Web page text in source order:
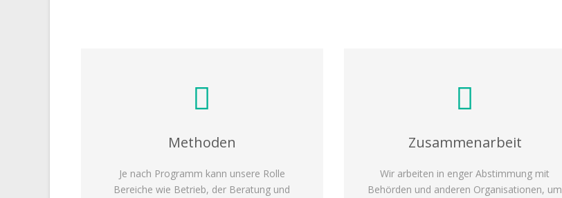
Methoden
Je nach Programm kann unsere Rolle
Bereiche wie Betrieb, der Beratung und
Zusammenarbeit
Wir arbeiten in enger Abstimmung mit
Behörden und anderen Organisationen, um